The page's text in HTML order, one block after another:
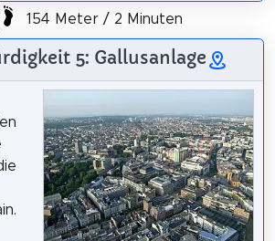
154 Meter / 2 Minuten
5: Gallusanlage